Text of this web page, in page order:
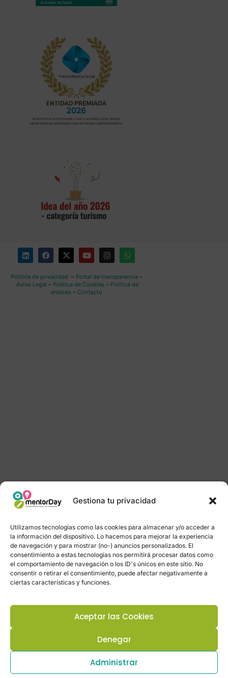
Gestiona tu privacidad
Utilizamos tecnologías como las cookies para almacenar y/o acceder a
la información del dispositivo. Lo hacemos para mejorar la experiencia
de navegación y para mostrar (no-) anuncios personalizados. El
consentimiento a estas tecnologías nos permitirá procesar datos como
el comportamiento de navegación o los ID's únicos en este sitio. No
consentir o retirar el consentimiento, puede afectar negativamente a
ciertas características y funciones.
Aceptar las Cookies
Denegar
Administrar
Política de privacidad – Portal de transparencia–
Aviso Legal – Política de Cookies – Política de
enlaces – Contacto